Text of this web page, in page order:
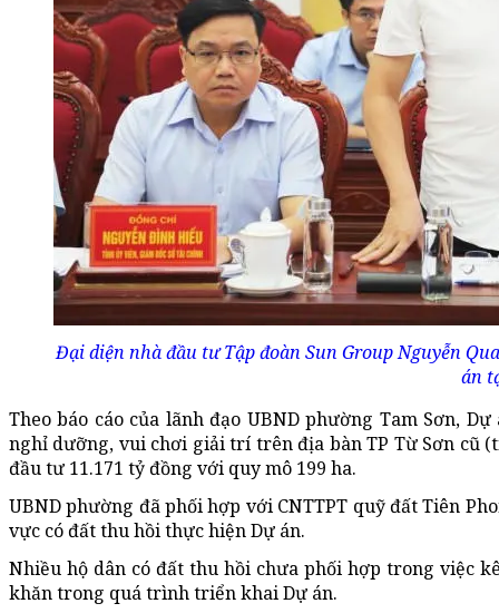
Đại diện nhà đầu tư Tập đoàn Sun Group Nguyễn
án
Theo báo cáo của lãnh đạo UBND phường Tam Sơn,
nghỉ dưỡng, vui chơi giải trí trên địa bàn TP Từ Sơn cũ
đầu tư 11.171 tỷ đồng với quy mô 199 ha.
UBND phường đã phối hợp với CNTTPT quỹ đất Tiên
vực có đất thu hồi thực hiện Dự án.
Nhiều hộ dân có đất thu hồi chưa phối hợp trong việc
khăn trong quá trình triển khai Dự án.